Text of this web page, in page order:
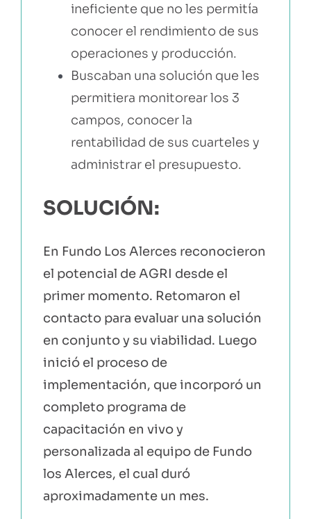
ineficiente que no les permitía
conocer el rendimiento de sus
operaciones y producción.
Buscaban una solución que les
permitiera monitorear los 3
campos, conocer la
rentabilidad de sus cuarteles y
administrar el presupuesto.
SOLUCIÓN:
En Fundo Los Alerces reconocieron
el potencial de AGRI desde el
primer momento. Retomaron el
contacto para evaluar una solución
en conjunto y su viabilidad. Luego
inició el proceso de
implementación, que incorporó un
completo programa de
capacitación en vivo y
personalizada al equipo de Fundo
los Alerces, el cual duró
aproximadamente un mes.